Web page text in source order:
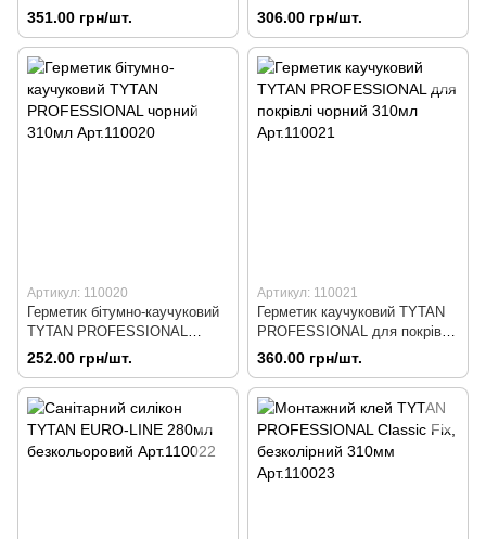
W (815 мл) (HAISSER)
Арт.110008
351.00 грн/шт.
мл) (HAISSER) Арт.110009
306.00 грн/шт.
Артикул: 110020
Герметик бітумно-каучуковий
TYTAN PROFESSIONAL
чорний 310мл Арт.110020
252.00 грн/шт.
Артикул: 110021
Герметик каучуковий TYTAN
PROFESSIONAL для покрівлі
чорний 310мл Арт.110021
360.00 грн/шт.